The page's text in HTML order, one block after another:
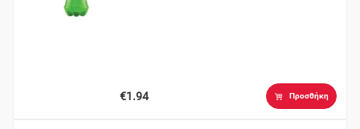
€1.94 Προσθήκη